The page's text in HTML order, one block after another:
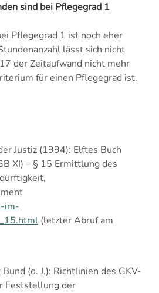
sind bei Pflegegrad 1
Pflegegrad 1 ist noch eher
lässt sich nicht
der Zeitaufwand nicht mehr
für einen Pflegegrad ist.
Justiz (1994): Elftes Buch
XI) – § 15 Ermittlung des
im-
(letzter Abruf am
(o. J.): Richtlinien des GKV-
Feststellung der